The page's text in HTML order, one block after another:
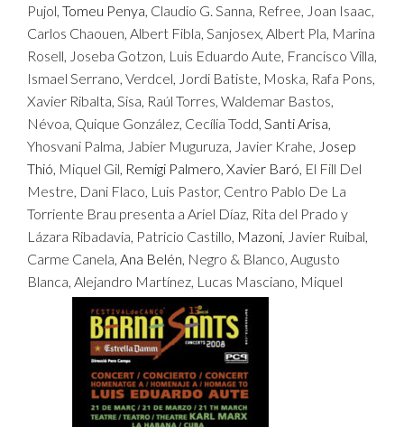
Pujol, Tomeu Penya, Claudio G. Sanna, Refree, Joan Isaac,
Carlos Chaouen, Albert Fibla, Sanjosex, Albert Pla, Marina
Rosell, Joseba Gotzon, Luis Eduardo Aute, Francisco Villa,
Ismael Serrano, Verdcel, Jordi Batiste, Moska, Rafa Pons,
Xavier Ribalta, Sisa, Raúl Torres, Waldemar Bastos,
Névoa, Quique González, Cecília Todd, Santi Arisa,
Yhosvani Palma, Jabier Muguruza, Javier Krahe, Josep
Thió, Miquel Gil, Remigi Palmero, Xavier Baró, El Fill Del
Mestre, Dani Flaco, Luis Pastor, Centro Pablo De La
Torriente Brau presenta a Ariel Díaz, Rita del Prado y
Lázara Ribadavia, Patricio Castillo, Mazoni, Javier Ruibal,
Carme Canela, Ana Belén, Negro & Blanco, Augusto
Blanca, Alejandro Martínez, Lucas Masciano, Miquel